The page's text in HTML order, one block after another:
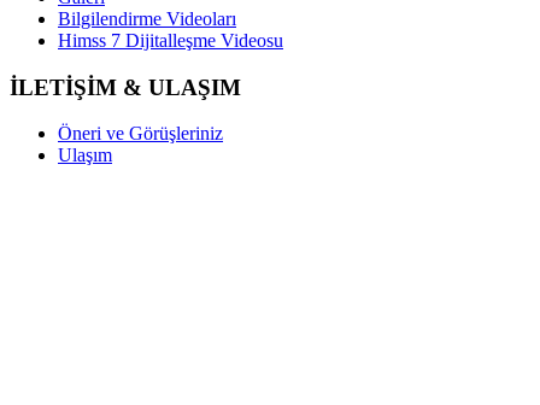
Bilgilendirme Videoları
Himss 7 Dijitalleşme Videosu
İLETİŞİM & ULAŞIM
Öneri ve Görüşleriniz
Ulaşım